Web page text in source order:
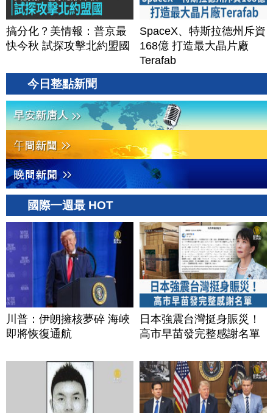
搞分化？美情報：普京最
快今秋 試探攻擊北約盟國
SpaceX、特斯拉德州斥資
168億 打造最大晶片廠
Terafab
今日整點新聞
國際一週最 HOT
川普：伊朗擁核夢碎 海峽
即將恢復通航
日本強震台灣挺身賑災！
高市早苗發完整感謝名單